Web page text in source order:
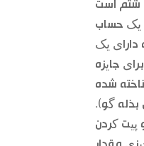
یک حساب
قیمت مگاوی اسپین دوقلو 96.04 است%, که دارای یک
جایزه
بذله گو).